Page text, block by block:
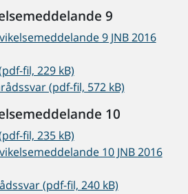
9
9 JNB 2016
fil, 229 kB)
(pdf-fil, 572 kB)
10
fil, 235 kB)
10 JNB 2016
(pdf-fil, 240 kB)